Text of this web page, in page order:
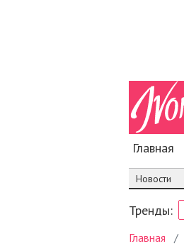
Главная
Новости
Тренды:
Главная